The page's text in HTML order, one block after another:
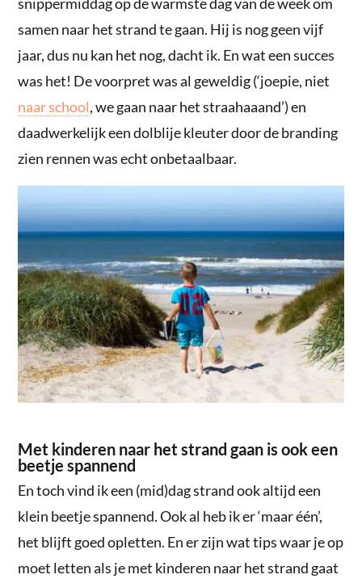
samen naar het strand te gaan. Hij is nog geen vijf
jaar, dus nu kan het nog, dacht ik. En wat een succes
was het! De voorpret was al geweldig (‘joepie, niet
naar school, we gaan naar het straahaaand’) en
daadwerkelijk een dolblije kleuter door de branding
zien rennen was echt onbetaalbaar.
Met kinderen naar het strand gaan is ook een
beetje spannend
En toch vind ik een (mid)dag strand ook altijd een
klein beetje spannend. Ook al heb ik er ‘maar één’,
het blijft goed opletten. En er zijn wat tips waar je op
moet letten als je met kinderen naar het strand gaat